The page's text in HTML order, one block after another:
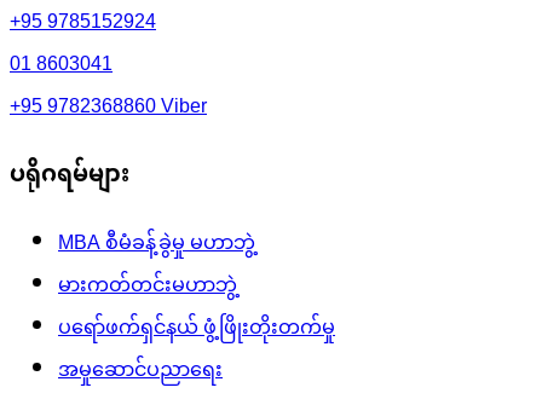
+95 9785152924
01 8603041
+95 9782368860Viber
ပရိုဂရမ်များ
MBA စီမံခန့်ခွဲမှု မဟာဘွဲ့
မားကတ်တင်းမဟာဘွဲ့
ပရော်ဖက်ရှင်နယ် ဖွံ့ဖြိုးတိုးတက်မှု
အမှုဆောင်ပညာရေး